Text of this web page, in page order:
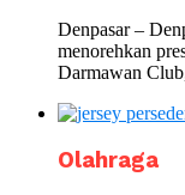
Denpasar –
menorehkan
Darmawan
Olahraga